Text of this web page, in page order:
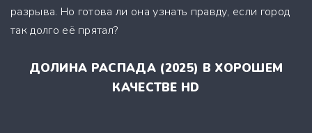
разрыва. Но готова ли она узнать правду, если город
так долго её прятал?
ДОЛИНА РАСПАДА (2025) В ХОРОШЕМ
КАЧЕСТВЕ HD